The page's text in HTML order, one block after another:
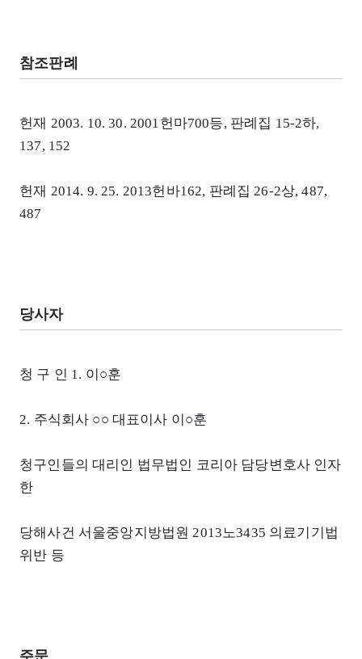
참조판례
헌재 2003. 10. 30. 2001헌마700등, 판례집 15-2하,
137, 152
헌재 2014. 9. 25. 2013헌바162, 판례집 26-2상, 487,
487
당사자
청 구 인 1. 이○훈
2. 주식회사 ○○ 대표이사 이○훈
청구인들의 대리인 법무법인 코리아 담당변호사 인자
한
당해사건 서울중앙지방법원 2013노3435 의료기기법
위반 등
주문